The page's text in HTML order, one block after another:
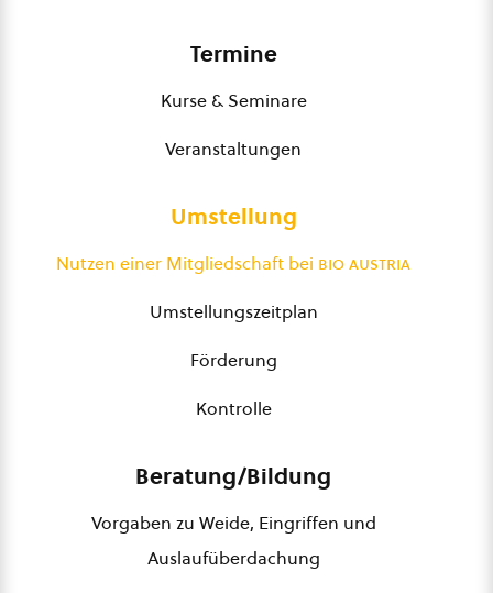
Termine
Kurse & Seminare
Veranstaltungen
Umstellung
Nutzen einer Mitgliedschaft bei bio austria
Umstellungszeitplan
Förderung
Kontrolle
Beratung/Bildung
Vorgaben zu Weide, Eingriffen und
Auslaufüberdachung